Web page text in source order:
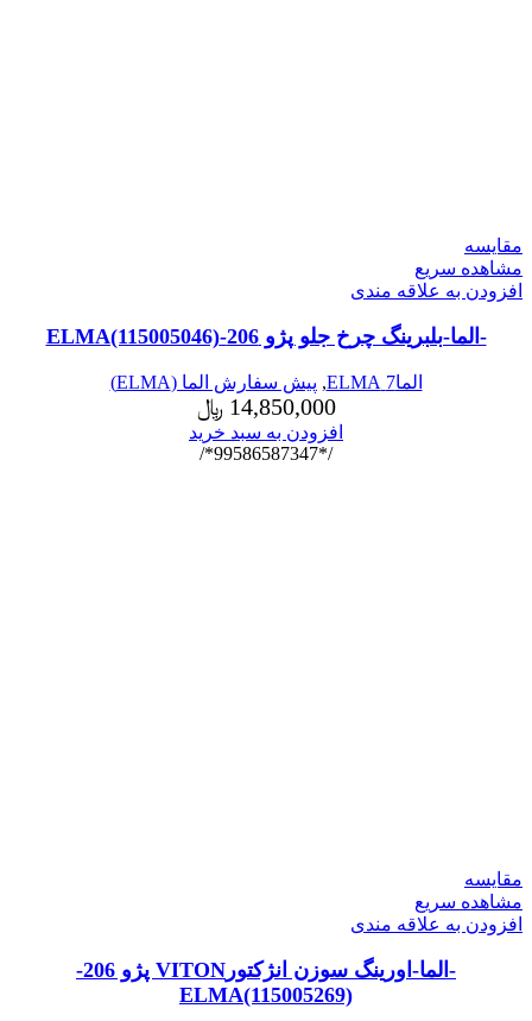
مقایسه
مشاهده سریع
افزودن به علاقه مندی
-الما-بلبرینگ چرخ جلو پژو 206-ELMA(115005046)
الما7 ELMA , پیش سفارش الما (ELMA)
14,850,000 ﷼
افزودن به سبد خرید
/*99586587347*/
مقایسه
مشاهده سریع
افزودن به علاقه مندی
-الما-اورینگ سوزن انژکتورVITON پژو 206-
ELMA(115005269)